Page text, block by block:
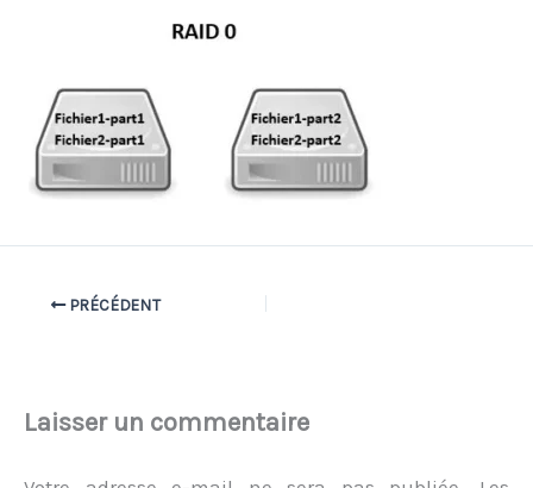
PRÉCÉDENT
Laisser un commentaire